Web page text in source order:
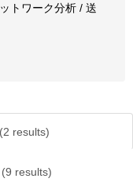
トワーク分析 / 送
(2 results)
(9 results)